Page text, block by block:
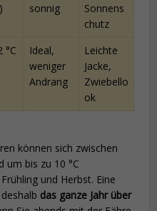
sonnig
Sonnens
chutz
°C
Ideal,
weniger
Andrang
Leichte
Jacke,
Zwiebello
ok
können sich zwischen
um bis zu 10 °C
und Herbst. Eine
das ganze Jahr über